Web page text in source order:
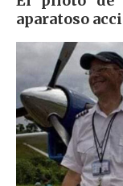
aparatoso